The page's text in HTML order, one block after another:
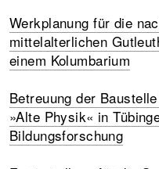
Werkplanung für die
mittelalterlichen
einem Kolumbarium
Betreuung der
»Alte Physik« in
Bildungsforschung